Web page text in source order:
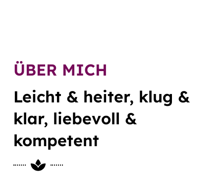
ÜBER MICH
Leicht & heiter, klug &
klar, liebevoll &
kompetent